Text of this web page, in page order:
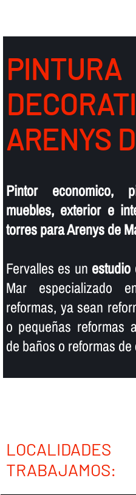
PINTURA
ARENYS
Pintor economico,
muebles, exterior e
torres para Arenys de
Fervalles es un estudio
Mar especializado
reformas, ya sean
o pequeñas reformas
de baños o reformas
TRABAJAMOS: